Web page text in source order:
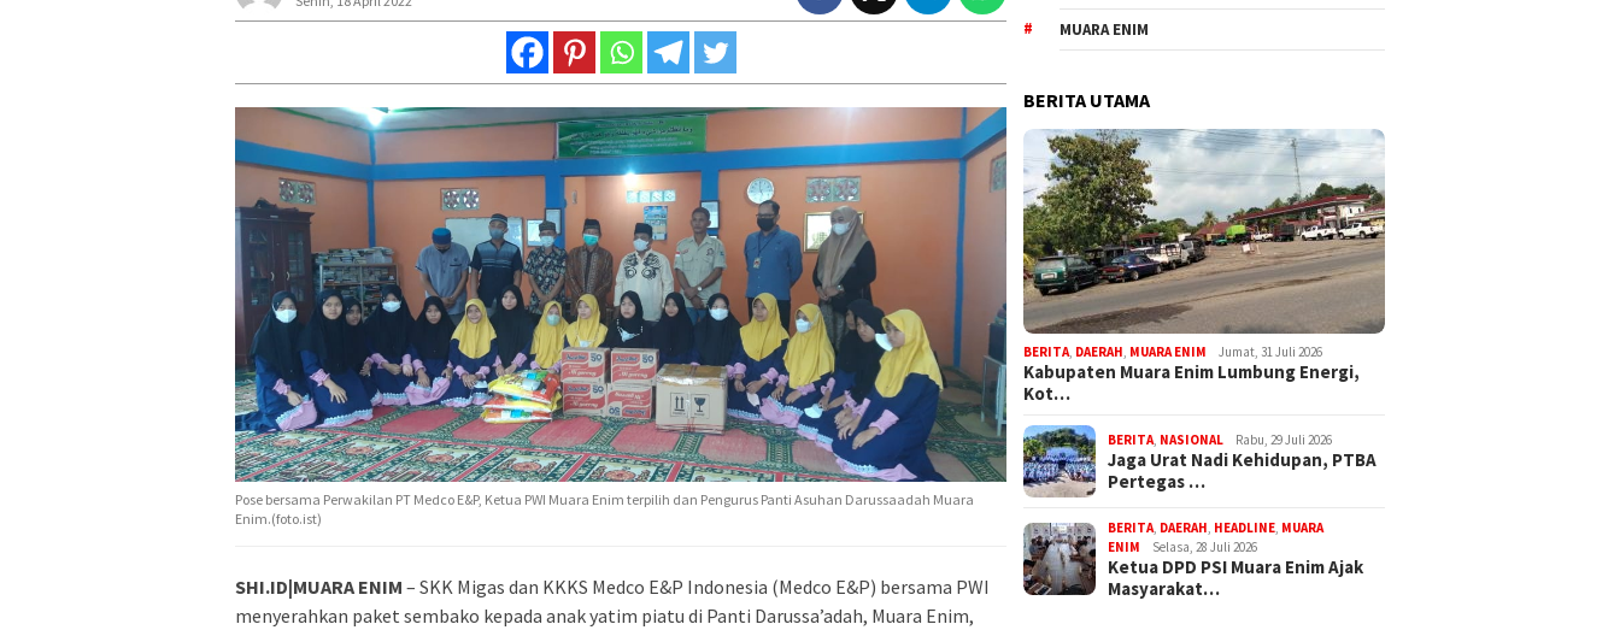
Pose bersama Perwakilan PT Medco E&P, Ketua PWI Muara Enim terpilih dan Pengurus Panti Asuhan Darussaadah Muara
Enim.(foto.ist)
SHI.ID|MUARA ENIM – SKK Migas dan KKKS Medco E&P Indonesia (Medco E&P) bersama PWI
menyerahkan paket sembako kepada anak yatim piatu di Panti Darussa’adah, Muara Enim,
MUARA ENIM
BERITA UTAMA
BERITA DAERAH MUARA ENIM Jumat, 31 Juli 2026
Kabupaten Muara Enim Lumbung Energi,
Kot…
BERITA NASIONAL Rabu, 29 Juli 2026
Jaga Urat Nadi Kehidupan, PTBA
Pertegas …
BERITA DAERAH HEADLINE MUARA
ENIM
Selasa, 28 Juli 2026
Ketua DPD PSI Muara Enim Ajak
Masyarakat…